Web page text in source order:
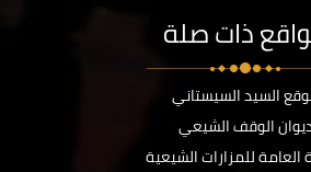
ذات صلة
السيد السيستاني
الوقف الشيعي
العامة للمزارات الشيعية